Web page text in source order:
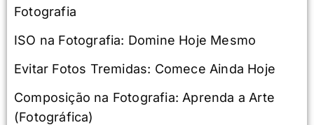
Fotografia
ISO na Fotografia: Domine Hoje Mesmo
Evitar Fotos Tremidas: Comece Ainda Hoje
Composição na Fotografia: Aprenda a Arte
(Fotográfica)